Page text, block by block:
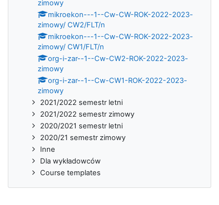
zimowy
mikroekon---1--Cw-CW-ROK-2022-2023-
zimowy/ CW2/FLT/n
mikroekon---1--Cw-CW-ROK-2022-2023-
zimowy/ CW1/FLT/n
org-i-zar--1--Cw-CW2-ROK-2022-2023-
zimowy
org-i-zar--1--Cw-CW1-ROK-2022-2023-
zimowy
2021/2022 semestr letni
2021/2022 semestr zimowy
2020/2021 semestr letni
2020/21 semestr zimowy
Inne
Dla wykładowców
Course templates